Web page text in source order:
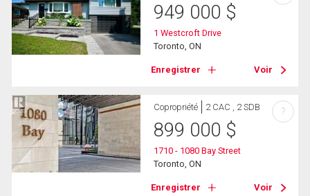
949 000 $
1 Westcroft Drive
Toronto, ON
Enregistrer Voir
Copropriété 2 CAC , 2 SDB
899 000 $
1710 - 1080 Bay Street
Toronto, ON
Enregistrer Voir
?